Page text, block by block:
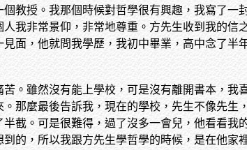
教授。我那個時候對哲學很有興趣，我寫了一
我非常景仰，非常地尊重。方先生收到我的信
面，他就問我學歷，我初中畢業，高中念了半
。雖然沒有能上學校，可是沒有離開書本，我
那麼最後告訴我，現在的學校，先生不像先生
截。可是很難得，過了沒多一會兒，他看看我
的，所以我跟方先生學哲學的時候，是在他家